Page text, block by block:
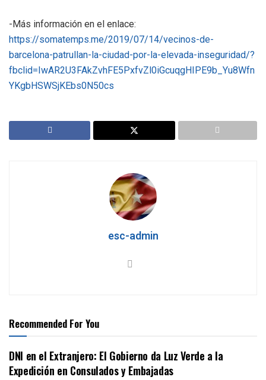
-Más información en el enlace:
https://somatemps.me/2019/07/14/vecinos-de-
barcelona-patrullan-la-ciudad-por-la-elevada-inseguridad/?
fbclid=IwAR2U3FAkZvhFE5PxfvZl0iGcuqgHIPE9b_Yu8Wfn
YKgbHSWSjKEbs0N50cs
esc-admin
Recommended For You
DNI en el Extranjero: El Gobierno da Luz Verde a la
Expedición en Consulados y Embajadas